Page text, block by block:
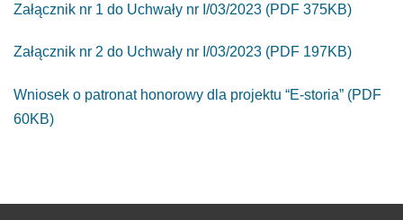
Załącznik nr 1 do Uchwały nr I/03/2023 (PDF 375KB)
Załącznik nr 2 do Uchwały nr I/03/2023 (PDF 197KB)
Wniosek o patronat honorowy dla projektu “E-storia” (PDF
60KB)